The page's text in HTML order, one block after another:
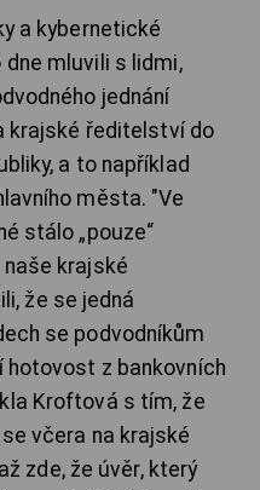
a kybernetické
mluvili s lidmi,
jednání
krajské ředitelství do
a to například
města. "Ve
stálo „pouze“
krajské
že se jedná
se podvodníkům
z bankovních
Kroftová s tím, že
včera na krajské
zde, že úvěr, který